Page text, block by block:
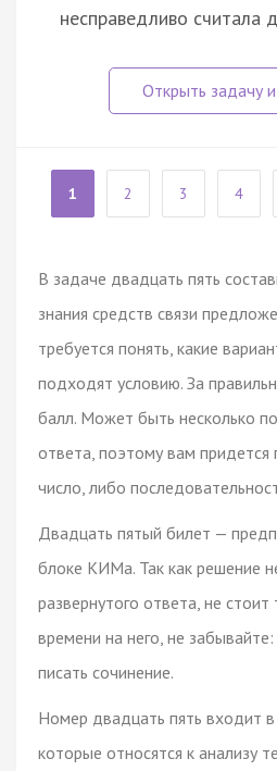
несправедливо считала
1 2 3 4
В задаче двадцать пять
знания средств связи
требуется понять, какие
подходят условию. За
балл. Может быть несколько
ответа, поэтому вам придется
число, либо
Двадцать пятый билет —
блоке КИМа. Так как решение
развернутого ответа, не стоит
времени на него, не
писать сочинение.
Номер двадцать пять входит
которые относятся к анализу